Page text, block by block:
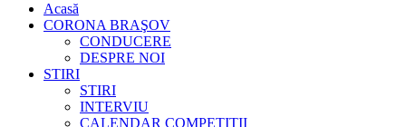
Acasă
CORONA BRAŞOV
CONDUCERE
DESPRE NOI
STIRI
STIRI
INTERVIU
CALENDAR COMPETIȚII